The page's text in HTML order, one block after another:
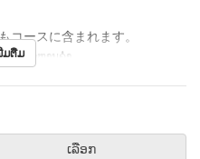
コースに含まれます。
ຽງ, ອາຫານຄ່ຳ
ມຕື່ມ
ເລືອກ